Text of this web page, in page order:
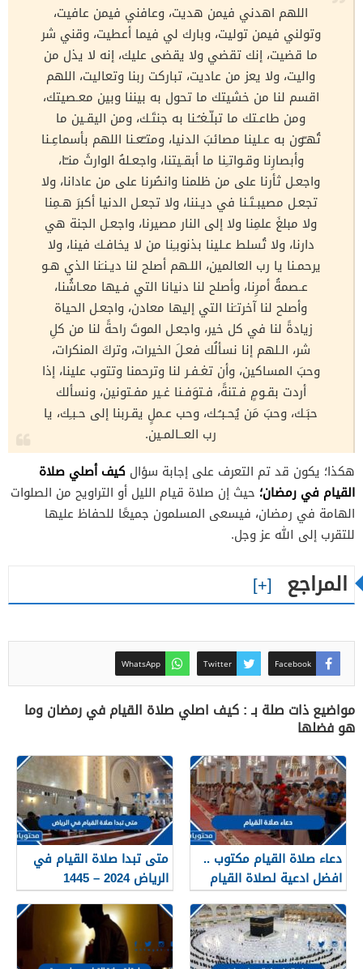
اللهم اهدني فيمن هديت، وعافني فيمن عافيت،
وتولني فيمن توليت، وبارك لي فيما أعطيت، وقني شر
ما قضيت، إنك تقضي ولا يقضى عليك، إنه لا يذل من
واليت، ولا يعز من عاديت، تباركت ربنا وتعاليت، اللهم
اقسم لنا من خشيتك ما تحول به بيننا وبين معـصيتك،
ومن طاعـتك ما تبلّـغـُـنا به جنتَـك، ومن اليقـين ما
تُهـّون به عـلينا مصائبَ الدنيا، ومتـّعـنا اللهم بأسماعِـنا
وأبصارِنا وقـواتـِنا ما أبقـيتنا، واجعـلهُ الوارثَ منـّا،
واجعـل ثأرنا على من ظلمنا وانصُرنا على من عادانا، ولا
تجعـل مصيبـتَـنا في ديـننا، ولا تجعـل الدنيا أكبرَ هـمِنا
ولا مبلغَ علمِنا ولا إلى النار مصيرنا، واجعـل الجنة هي
دارنا، ولا تُسلط عـلينا بذنوبـِنا من لا يخافـك فينا، ولا
يرحمـنا يا رب العالمين، اللـهم أصلح لنا ديـنـَنا الذي هـو
عـصمةُ أمرِنا، وأصلح لنا دنيانا التي فـيها معـاشُنا،
وأصلح لنا آخرتـَنا التي إليها معادن، واجعـل الحياة
زيادةً لنا في كل خير، واجعـل الموتَ راحةً لنا من كلِ
شر، الـلهم إنا نسألُك فعـلَ الخيرات، وتركَ المنكرات،
وحبَ المساكين، وأن تغـفـر لنا وترحمنا وتتوب علينا، إذا
أردت بقـومٍ فـتنةً، فـتوَفـنا غـير مفـتونين، ونسألك
حبَـك، وحبَ مَن يُحـبـُـك، وحب عـملٍ يقـربنا إلى حـبـِك، يا
رب العــالمـين.
هكذا؛ يكون قد تم التعرف على إجابة سؤال كيف أصلي صلاة
القيام في رمضان؛ حيث إن صلاة قيام الليل أو التراويح من الصلوات
الهامة في رمضان، فيسعى المسلمون جميعًا للحفاظ عليها
للتقرب إلى الله عز وجل.
المراجع
Facebook
Twitter
WhatsApp
مواضيع ذات صلة بـ : كيف اصلي صلاة القيام في رمضان وما
هو فضلها
دعاء صلاة القيام مكتوب ..
افضل ادعية لصلاة القيام
رمضان 2026
متى تبدا صلاة القيام في
الرياض 2024 – 1445